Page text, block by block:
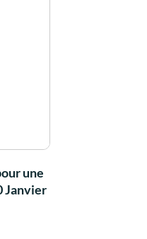
une
Janvier